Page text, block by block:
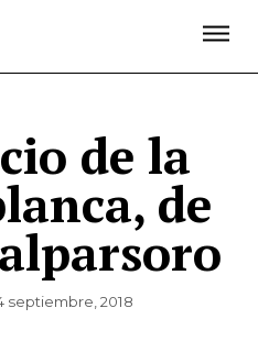
de la
de
septiembre, 2018
DE CINE
PRENSA
NEWSLETTER